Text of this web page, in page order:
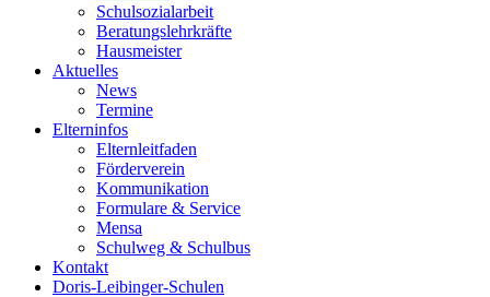
Schulsozialarbeit
Beratungslehrkräfte
Hausmeister
Aktuelles
News
Termine
Elterninfos
Elternleitfaden
Förderverein
Kommunikation
Formulare & Service
Mensa
Schulweg & Schulbus
Kontakt
Doris-Leibinger-Schulen